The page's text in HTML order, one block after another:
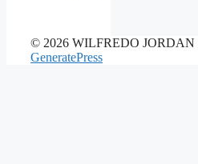
© 2026 WILFREDO JORDAN
GeneratePress